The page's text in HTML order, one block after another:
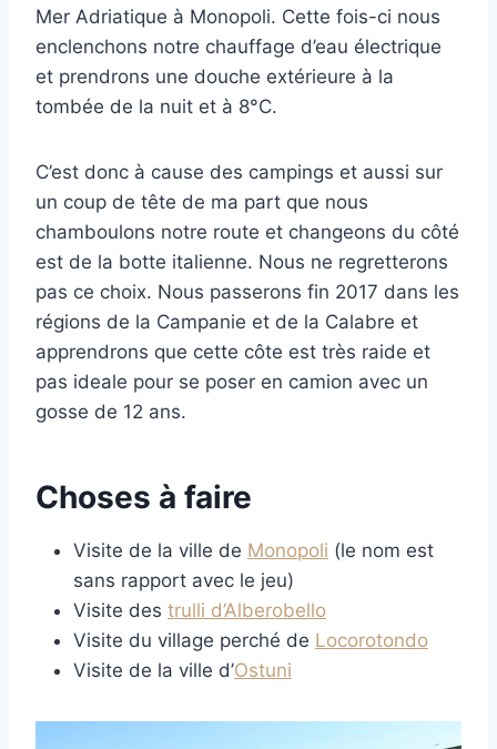
Mer Adriatique à Monopoli. Cette fois-ci nous
enclenchons notre chauffage d’eau électrique
et prendrons une douche extérieure à la
tombée de la nuit et à 8°C.
C’est donc à cause des campings et aussi sur
un coup de tête de ma part que nous
chamboulons notre route et changeons du côté
est de la botte italienne. Nous ne regretterons
pas ce choix. Nous passerons fin 2017 dans les
régions de la Campanie et de la Calabre et
apprendrons que cette côte est très raide et
pas ideale pour se poser en camion avec un
gosse de 12 ans.
Choses à faire
Visite de la ville de Monopoli (le nom est
sans rapport avec le jeu)
Visite des trulli d’Alberobello
Visite du village perché de Locorotondo
Visite de la ville d’Ostuni